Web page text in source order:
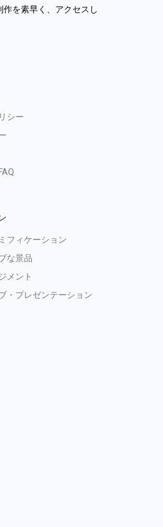
を素早く、アクセスし
シー
フィケーション
な景品
メント
・プレゼンテーション